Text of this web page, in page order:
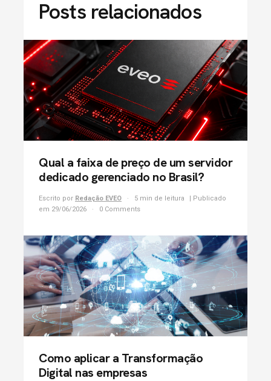
Posts relacionados
Qual a faixa de preço de um servidor
dedicado gerenciado no Brasil?
Escrito por Redação EVEO 5 min de leitura
| Publicado
em 29/06/2026
0 Comments
Como aplicar a Transformação
Digital nas empresas